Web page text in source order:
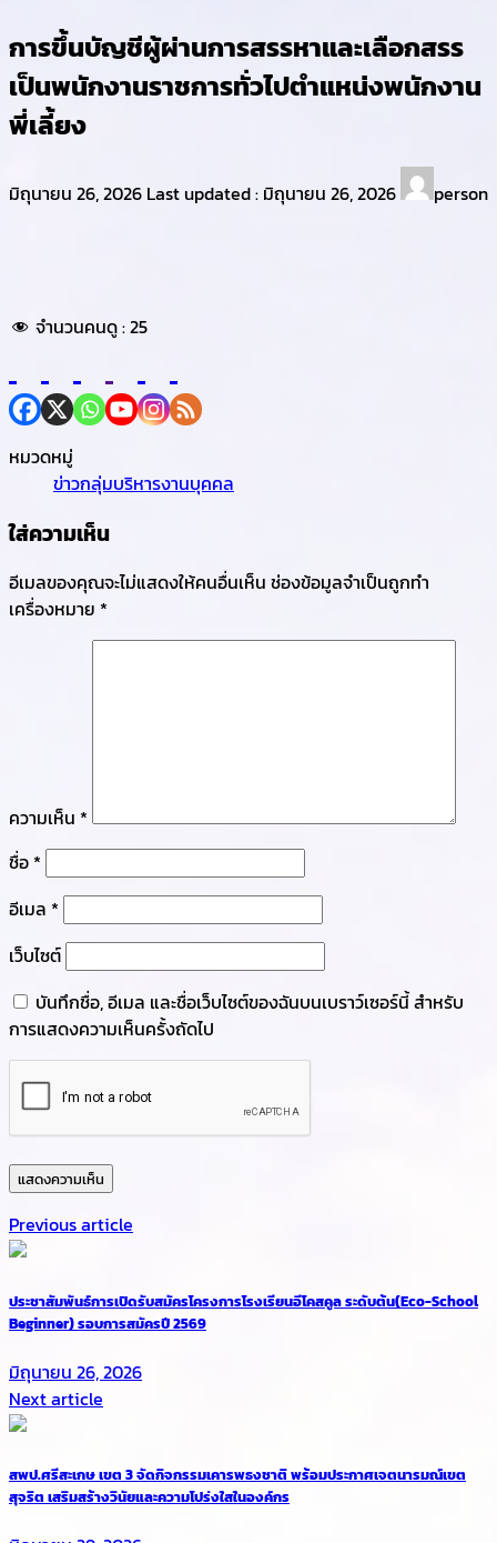
การขึ้นบัญชีผู้ผ่านการสรรหาและเลือกสรร
เป็นพนักงานราชการทั่วไปตำแหน่งพนักงาน
พี่เลี้ยง
มิถุนายน 26, 2026 Last updated : มิถุนายน 26, 2026 person
จำนวนคนดู :25
หมวดหมู่
ข่าวกลุ่มบริหารงานบุคคล
ใส่ความเห็น
อีเมลของคุณจะไม่แสดงให้คนอื่นเห็น ช่องข้อมูลจำเป็นถูกทำ
เครื่องหมาย *
ความเห็น *
ชื่อ *
อีเมล *
เว็บไซต์
บันทึกชื่อ, อีเมล และชื่อเว็บไซต์ของฉันบนเบราว์เซอร์นี้ สำหรับ
การแสดงความเห็นครั้งถัดไป
Previous article
ประชาสัมพันธ์การเปิดรับสมัครโครงการโรงเรียนอีโคสคูล ระดับต้น(Eco-School
Beginner) รอบการสมัครปี 2569
มิถุนายน 26, 2026
Next article
สพป.ศรีสะเกษ เขต 3 จัดกิจกรรมเคารพธงชาติ พร้อมประกาศเจตนารมณ์เขต
สุจริต เสริมสร้างวินัยและความโปร่งใสในองค์กร